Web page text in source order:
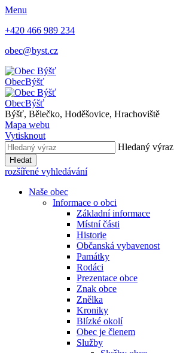
Menu
+420 466 989 234
obec@byst.cz
ObecBýšť
ObecBýšť
Býšť, Bělečko, Hoděšovice, Hrachoviště
Mapa webu
Vytisknout
Hledaný výraz
Hledat
rozšířené vyhledávání
Naše obec
Informace o obci
Základní informace
Místní části
Historie
Občanská vybavenost
Památky
Rodáci
Prezentace obce
Znak obce
Znělka
Kroniky
Blízké okolí
Obec je členem
Služby